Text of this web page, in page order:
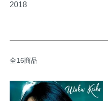
2018
全16商品